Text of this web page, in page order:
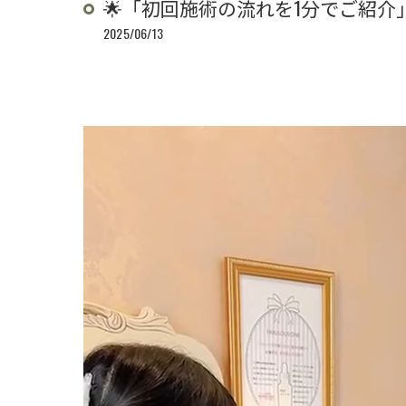
🌟「初回施術の流れを1分でご紹介
2025/06/13